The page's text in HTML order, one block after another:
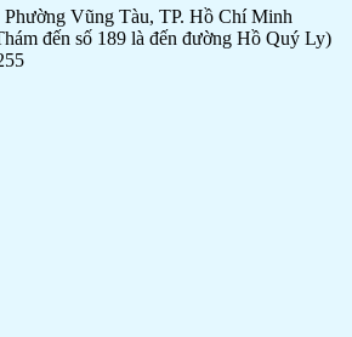
Vũng Tàu, TP. Hồ Chí Minh
đến số 189 là đến đường Hồ Quý Ly)